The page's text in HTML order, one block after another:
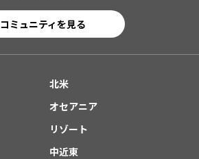
コミュニティを見る
北米
オセアニア
リゾート
中近東